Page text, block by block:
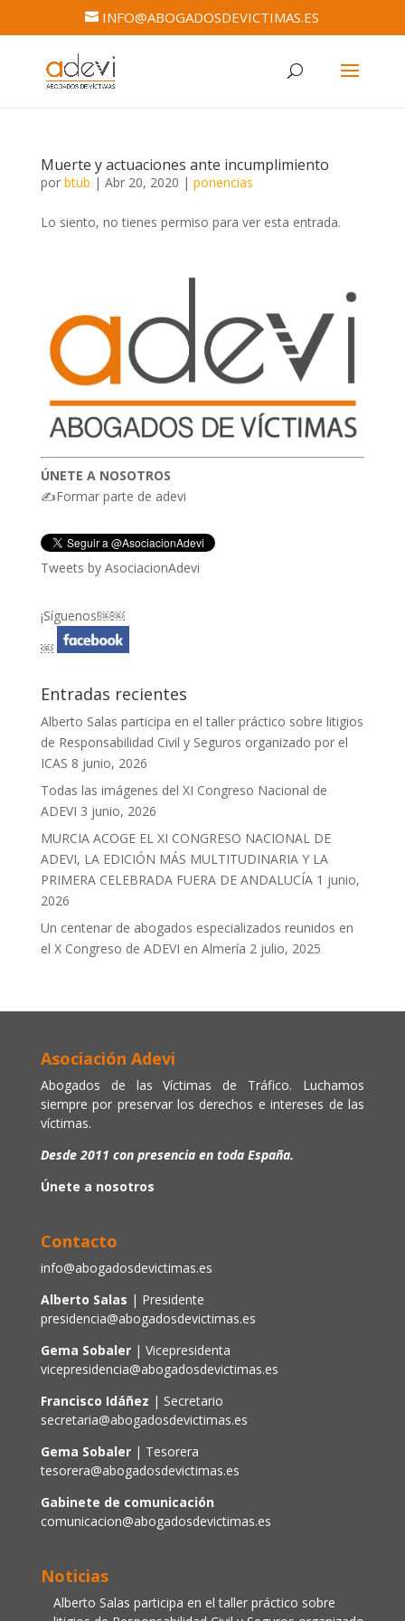
INFO@ABOGADOSDEVICTIMAS.ES
Muerte y actuaciones ante incumplimiento
por btub | Abr 20, 2020 | ponencias
Lo siento, no tienes permiso para ver esta entrada.
ÚNETE A NOSOTROS
✍Formar parte de adevi
Tweets by AsociacionAdevi
¡Síguenos!￼￼
￼
Entradas recientes
Alberto Salas participa en el taller práctico sobre litigios
de Responsabilidad Civil y Seguros organizado por el
ICAS 8 junio, 2026
Todas las imágenes del XI Congreso Nacional de
ADEVI 3 junio, 2026
MURCIA ACOGE EL XI CONGRESO NACIONAL DE
ADEVI, LA EDICIÓN MÁS MULTITUDINARIA Y LA
PRIMERA CELEBRADA FUERA DE ANDALUCÍA 1 junio,
2026
Un centenar de abogados especializados reunidos en
el X Congreso de ADEVI en Almería 2 julio, 2025
Asociación Adevi
Abogados de las Víctimas de Tráfico. Luchamos
siempre por preservar los derechos e intereses de las
víctimas.
Desde 2011 con presencia en toda España.
Únete a nosotros
Contacto
info@abogadosdevictimas.es
Alberto Salas | Presidente
presidencia@abogadosdevictimas.es
Gema Sobaler | Vicepresidenta
vicepresidencia@abogadosdevictimas.es
Francisco Idáñez | Secretario
secretaria@abogadosdevictimas.es
Gema Sobaler| Tesorera
tesorera@abogadosdevictimas.es
Gabinete de comunicación
comunicacion@abogadosdevictimas.es
Noticias
Alberto Salas participa en el taller práctico sobre